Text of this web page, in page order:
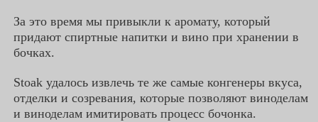
За это время мы привыкли к аромату, который
придают спиртные напитки и вино при хранении в
бочках.
Stoak удалось извлечь те же самые конгенеры вкуса,
отделки и созревания, которые позволяют виноделам
и виноделам имитировать процесс бочонка.